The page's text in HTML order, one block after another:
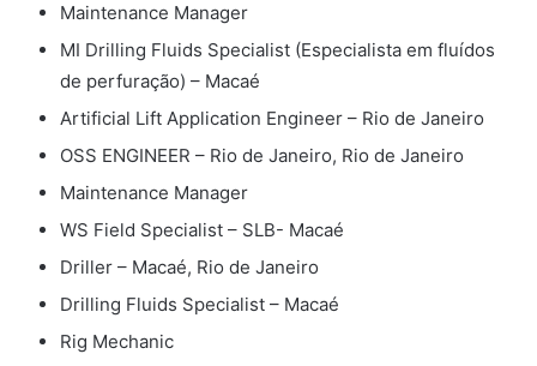
Maintenance Manager
MI Drilling Fluids Specialist (Especialista em fluídos
de perfuração) – Macaé
Artificial Lift Application Engineer – Rio de Janeiro
OSS ENGINEER – Rio de Janeiro, Rio de Janeiro
Maintenance Manager
WS Field Specialist – SLB- Macaé
Driller – Macaé, Rio de Janeiro
Drilling Fluids Specialist – Macaé
Rig Mechanic